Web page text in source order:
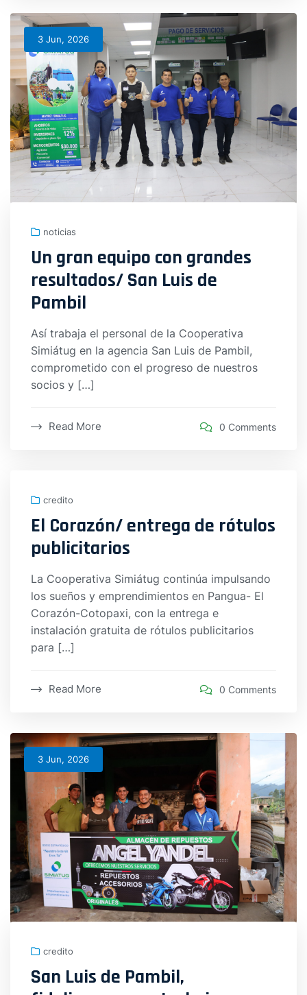
3 Jun, 2026
noticias
Un gran equipo con grandes
resultados/ San Luis de
Pambil
Así trabaja el personal de la Cooperativa
Simiátug en la agencia San Luis de Pambil,
comprometido con el progreso de nuestros
socios y […]
Read More 0 Comments
credito
El Corazón/ entrega de rótulos
publicitarios
La Cooperativa Simiátug continúa impulsando
los sueños y emprendimientos en Pangua- El
Corazón-Cotopaxi, con la entrega e
instalación gratuita de rótulos publicitarios
para […]
Read More 0 Comments
3 Jun, 2026
credito
San Luis de Pambil,